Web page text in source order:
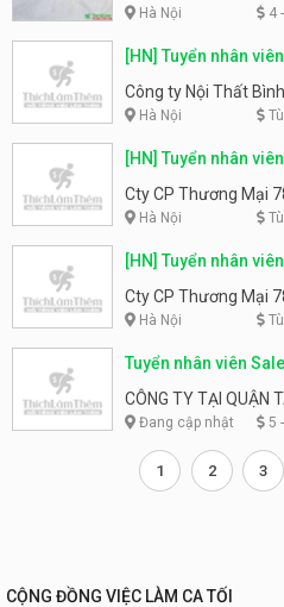
Hà Nội 4
[HN] Tuyển nhân
ty Nội Thất Bình Minh
Công ty Nội Thất
Hà Nội
[HN] Tuyển nhân
Mại 789KIDS
Cty CP Thương Mại
Hà Nội
[HN] Tuyển nhân
bộ – Cty CP Thương
Cty CP Thương Mại
Hà Nội
Tuyển nhân viên
CÔNG TY TẠI QUẬN
Đang cập nhật 5
1 2 3
CỘNG ĐỒNG VIỆC LÀM CA TỐI